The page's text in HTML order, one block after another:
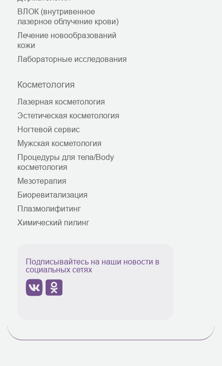
ВЛОК (внутривенное
лазерное облучение крови)
Лечение новообразований
кожи
Лабораторные исследования
Косметология
Лазерная косметология
Эстетическая косметология
Ногтевой сервис
Мужская косметология
Процедуры для тела/Body
косметология
Мезотерапия
Биоревитализация
Плазмолифитинг
Химический пилинг
Подписывайтесь на наши новости в
социальных сетях